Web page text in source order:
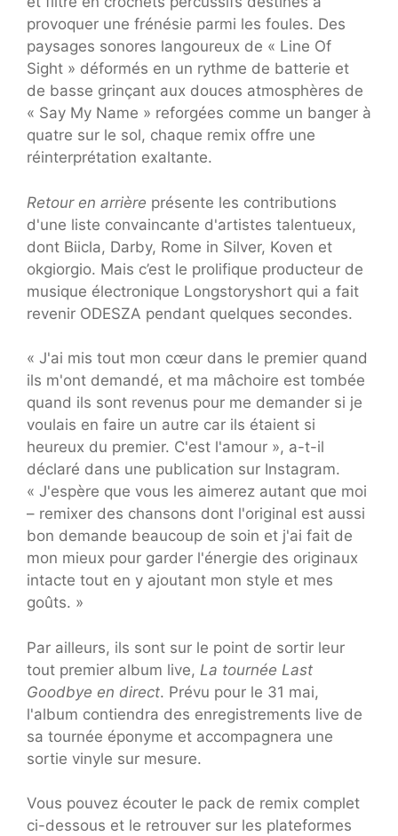
provoquer une frénésie parmi les foules. Des
paysages sonores langoureux de « Line Of
Sight » déformés en un rythme de batterie et
de basse grinçant aux douces atmosphères de
« Say My Name » reforgées comme un banger à
quatre sur le sol, chaque remix offre une
réinterprétation exaltante.
Retour en arrière présente les contributions
d'une liste convaincante d'artistes talentueux,
dont Biicla, Darby, Rome in Silver, Koven et
okgiorgio. Mais c’est le prolifique producteur de
musique électronique Longstoryshort qui a fait
revenir ODESZA pendant quelques secondes.
« J'ai mis tout mon cœur dans le premier quand
ils m'ont demandé, et ma mâchoire est tombée
quand ils sont revenus pour me demander si je
voulais en faire un autre car ils étaient si
heureux du premier. C'est l'amour », a-t-il
déclaré dans une publication sur Instagram.
« J'espère que vous les aimerez autant que moi
– remixer des chansons dont l'original est aussi
bon demande beaucoup de soin et j'ai fait de
mon mieux pour garder l'énergie des originaux
intacte tout en y ajoutant mon style et mes
goûts. »
Par ailleurs, ils sont sur le point de sortir leur
tout premier album live, La tournée Last
Goodbye en direct. Prévu pour le 31 mai,
l'album contiendra des enregistrements live de
sa tournée éponyme et accompagnera une
sortie vinyle sur mesure.
Vous pouvez écouter le pack de remix complet
ci-dessous et le retrouver sur les plateformes